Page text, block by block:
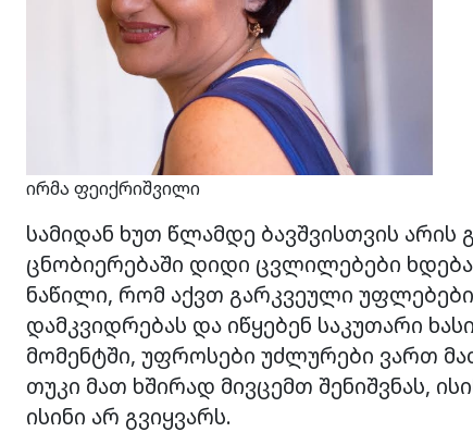
ირმა ფეიქრიშვილი
სამიდან ხუთ წლამდე ბავშვისთვის
ცნობიერებაში დიდი ცვლილებები
ნაწილი, რომ აქვთ გარკვეული
დამკვიდრებას და იწყებენ საკუთარი
მომენტში, უფროსები უძლურები ვართ
თუკი მათ ხშირად მივცემთ შენიშვნას,
ისინი არ გვიყვარს.